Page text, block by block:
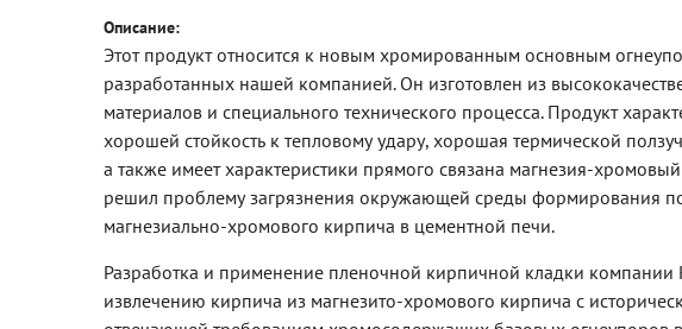
Описание:
Этот продукт относится к новым хромированным основным
разработанных нашей компанией. Он изготовлен из
материалов и специального технического процесса. Продукт
хорошей стойкость к тепловому удару, хорошая термической
а также имеет характеристики прямого связана магнезия-
решил проблему загрязнения окружающей среды формирования
магнезиально-хромового кирпича в цементной печи.
Разработка и применение пленочной кирпичной кладки компании
извлечению кирпича из магнезито-хромового кирпича с